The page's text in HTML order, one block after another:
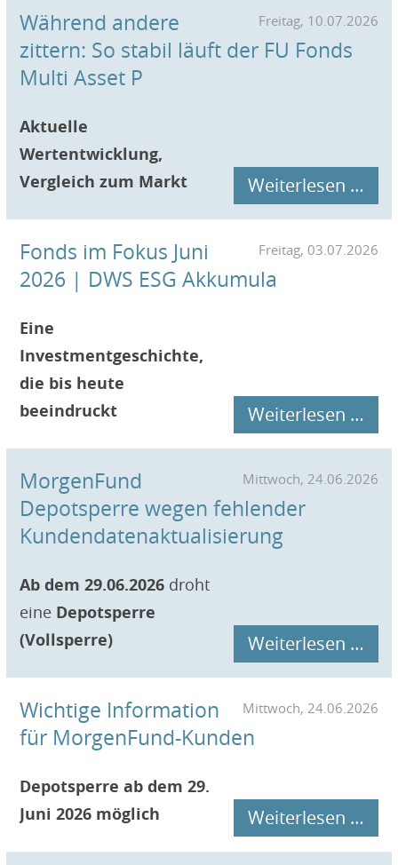
Freitag, 10.07.2026
Während andere
zittern: So stabil läuft der FU Fonds
Multi Asset P
Aktuelle
Wertentwicklung,
Vergleich zum Markt
Weiterlesen …
Freitag, 03.07.2026
Fonds im Fokus Juni
2026 | DWS ESG Akkumula
Eine
Investmentgeschichte,
die bis heute
beeindruckt
Weiterlesen …
Mittwoch, 24.06.2026
MorgenFund
Depotsperre wegen fehlender
Kundendatenaktualisierung
Ab dem 29.06.2026droht
eine Depotsperre
(Vollsperre)
Weiterlesen …
Mittwoch, 24.06.2026
Wichtige Information
für MorgenFund-Kunden
Depotsperre ab dem 29.
Juni 2026 möglich
Weiterlesen …